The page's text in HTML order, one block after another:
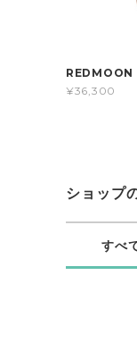
REDMOON
¥36,300
ショップ
すべ